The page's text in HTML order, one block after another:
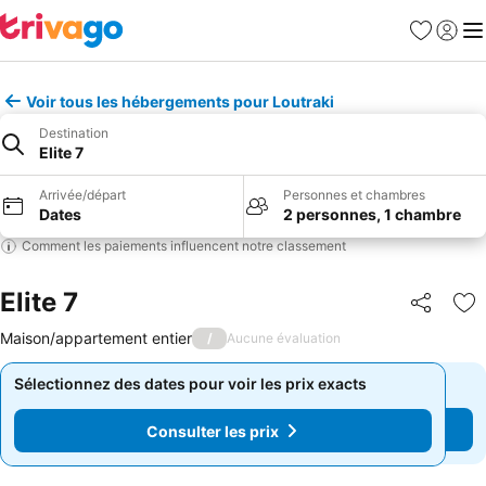
Favoris
Se
Voir tous les hébergements pour Loutraki
Destination
Elite 7
Arrivée/départ
Dates
Personnes et chambres
2 personnes, 1 chambre
Comment les paiements influencent notre classement
Elite 7 Partager
Maison/appartement entier / Aucune évaluation
Sélectionnez des dates pour voir les prix exacts
Consulter les prix
Sélectionnez des dates pour voir les prix exacts
Consulter les prix